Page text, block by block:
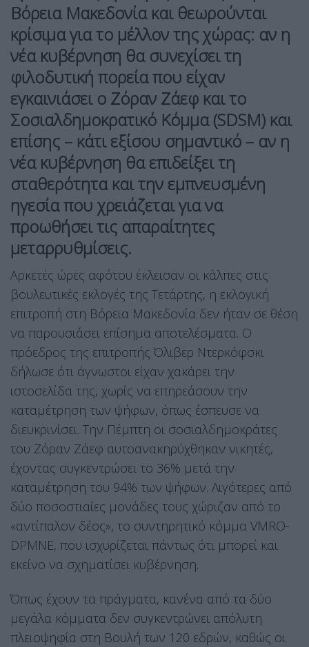
Βόρεια Μακεδονία και θεωρούνται
κρίσιμα για το μέλλον της χώρας: αν η
νέα κυβέρνηση θα συνεχίσει τη
φιλοδυτική πορεία που είχαν
εγκαινιάσει ο Ζόραν Ζάεφ και το
Σοσιαλδημοκρατικό Κόμμα (SDSM) και
επίσης – κάτι εξίσου σημαντικό – αν η
νέα κυβέρνηση θα επιδείξει τη
σταθερότητα και την εμπνευσμένη
ηγεσία που χρειάζεται για να
προωθήσει τις απαραίτητες
μεταρρυθμίσεις.
Αρκετές ώρες αφότου έκλεισαν οι κάλπες στις
βουλευτικές εκλογές της Τετάρτης, η εκλογική
επιτροπή στη Βόρεια Μακεδονία δεν ήταν σε θέση
να παρουσιάσει επίσημα αποτελέσματα. Ο
πρόεδρος της επιτροπής Όλιβερ Ντερκόφσκι
δήλωσε ότι άγνωστοι είχαν χακάρει την
ιστοσελίδα της, χωρίς να επηρεάσουν την
καταμέτρηση των ψήφων, όπως έσπευσε να
διευκρινίσει. Την Πέμπτη οι σοσιαλδημοκράτες
του Ζόραν Ζάεφ αυτοανακηρύχθηκαν νικητές,
έχοντας συγκεντρώσει το 36% μετά την
καταμέτρηση του 94% των ψήφων. Λιγότερες από
δύο ποσοστιαίες μονάδες τους χώριζαν από το
«αντίπαλον δέος», το συντηρητικό κόμμα VMRO-
DPMNE, που ισχυρίζεται πάντως ότι μπορεί και
εκείνο να σχηματίσει κυβέρνηση.
Όπως έχουν τα πράγματα, κανένα από τα δύο
μεγάλα κόμματα δεν συγκεντρώνει απόλυτη
πλειοψηφία στη Βουλή των 120 εδρών, καθώς οι